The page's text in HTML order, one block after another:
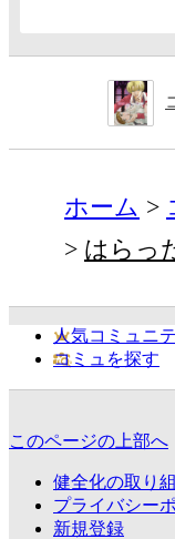
ホーム
はらっ
人気コミュニ
コミュを探す
このページの上部へ
健全化の取り
プライバシー
新規登録